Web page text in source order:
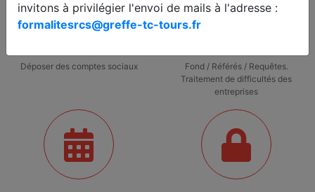
Déposer des comptes sociaux
Fond / Référés / Requêtes.
Traitement de difficultés des
entreprises
invitons à privilégier l'envoi de mails à l'adresse :
formalitesrcs@greffe-tc-tours.fr